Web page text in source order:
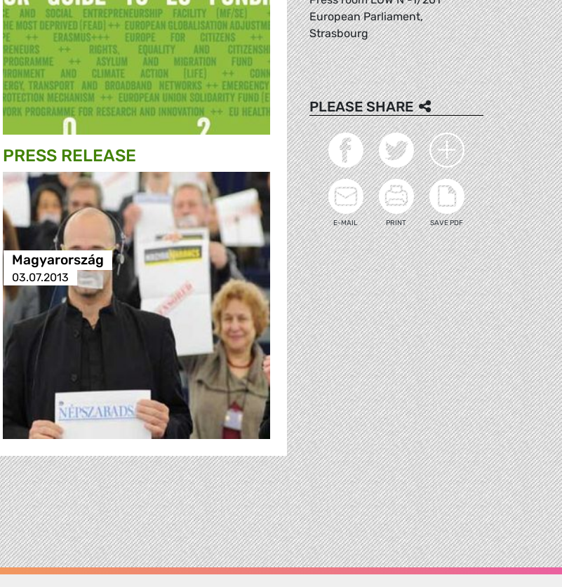
PRESS RELEASE
Magyarország
03.07.2013
European Parliament,
Strasbourg
PLEASE SHARE
E-MAIL PRINT SAVE PDF